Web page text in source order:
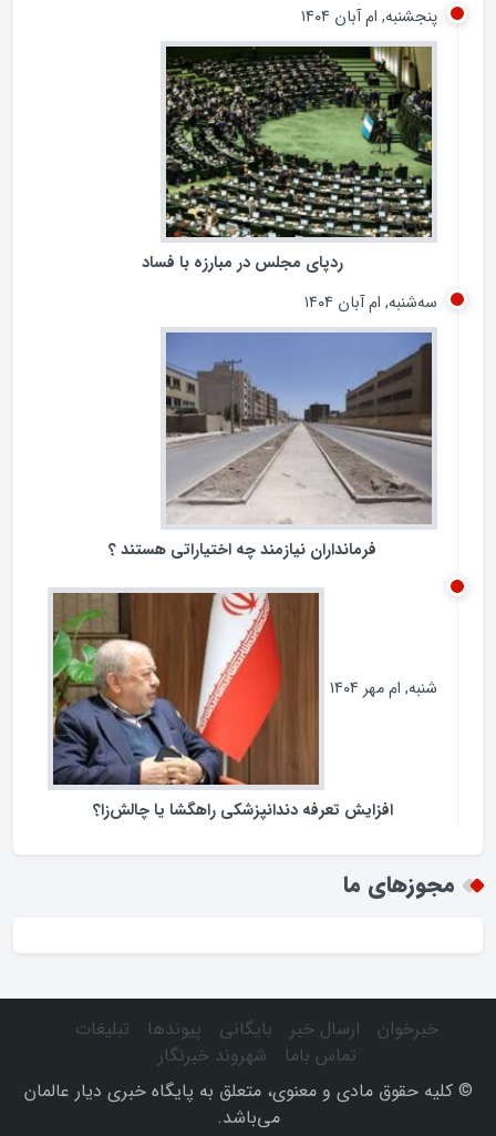
وام ازدواج به بیش از 80درصد متقاضیان پرداخت شده است
پنجشنبه, ام آبان ۱۴۰۴
ردپای مجلس در مبارزه با فساد
سه‌شنبه, ام آبان ۱۴۰۴
فرمانداران نیازمند چه اختیاراتی هستند ؟
افزایش تعرفه دندانپزشکی راهگشا یا چالش‌زا؟
بایگانی